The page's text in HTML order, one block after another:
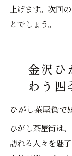
上げます。次回
とでしょう。
金沢ひ
わう四
ひがし茶屋街で
ひがし茶屋街は
訪れる人々を魅